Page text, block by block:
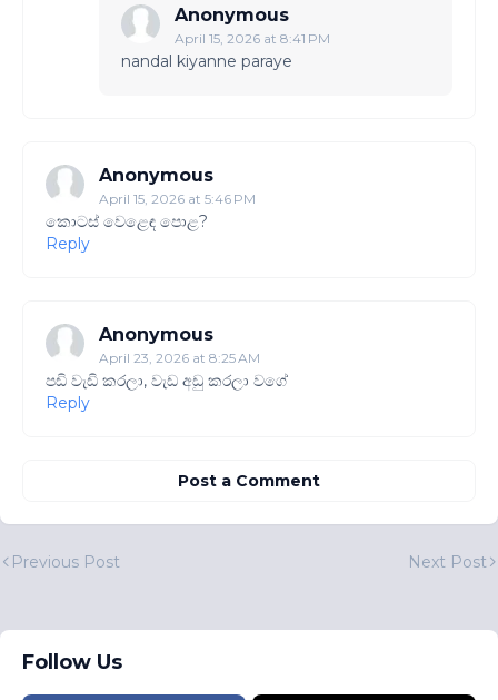
Anonymous
April 15, 2026 at 8:41 PM
nandal kiyanne paraye
Anonymous
April 15, 2026 at 5:46 PM
කොටස් වෙළෙඳ පොළ?
Reply
Anonymous
April 23, 2026 at 8:25 AM
පඩි වැඩි කරලා, වැඩ අඩු කරලා වගේ
Reply
Post a Comment
Previous Post Next Post
Follow Us